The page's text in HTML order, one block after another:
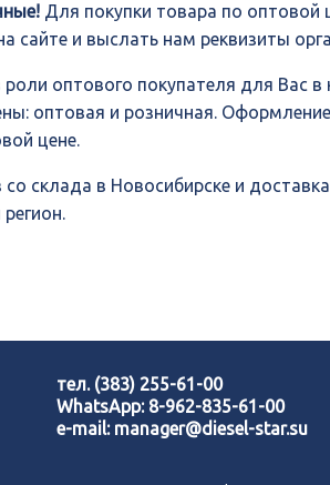
Для покупки товара по оптовой
сайте и выслать нам реквизиты
оптового покупателя для Вас в
оптовая и розничная.
цене.
склада в Новосибирске и
тел. (383) 255-61-00
WhatsApp: 8-962-835-61-00
e-mail: manager@diesel-star.su